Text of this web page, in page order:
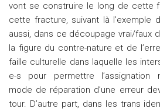
vont se construire le long de cette
cette fracture, suivant là l’exemple
aussi, dans ce découpage vrai/faux
la figure du contre-nature et de
faille culturelle dans laquelle les
e-s pour permettre l’assignation
mode de réparation d’une erreur
tour. D’autre part, dans les trans